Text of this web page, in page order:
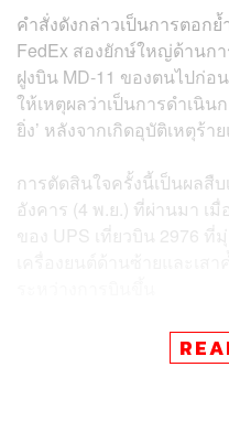
คำสั่งดังกล่าวเป็นการตอก
FedEx สองยักษ์ใหญ่ด้านก
ฝูงบิน MD-11 ของตนไปก่อ
ให้เหตุผลว่าเป็นการดำเนิน
ยิ่ง’ หลังจากเกิดอุบัติเหตุร้า
การตัดสินใจครั้งนี้เป็นผลสื
อังคาร (4 พ.ย.) ที่ผ่านมา เ
ของ UPS เที่ยวบิน 2976 ที่
องค์การบริหารการบินแห่ง
“สภาวะนี้อาจส่งผลให้สูญเ